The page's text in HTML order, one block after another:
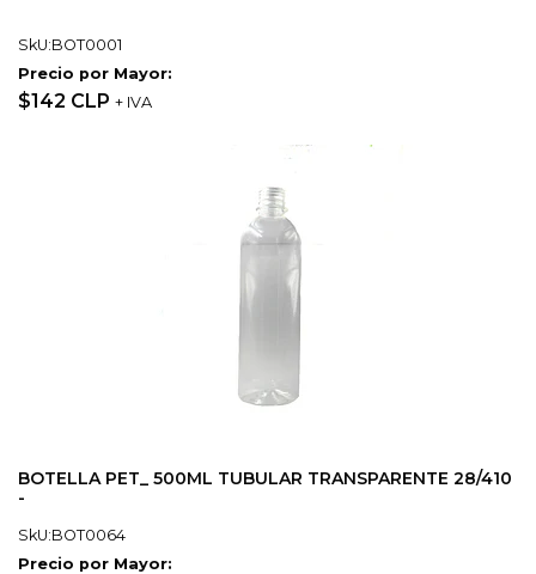
SkU:BOT0001
Precio por Mayor:
$142 CLP + IVA
BOTELLA PET_ 500ML TUBULAR TRANSPARENTE 28/410
-
SkU:BOT0064
Precio por Mayor: